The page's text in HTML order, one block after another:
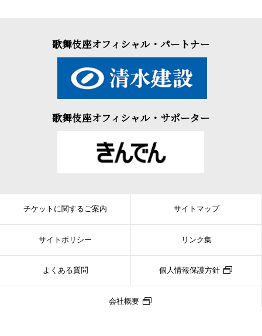
歌舞伎座オフィシャル・パートナー
歌舞伎座オフィシャル・サポーター
チケットに関するご案内 サイトマップ
サイトポリシー リンク集
よくある質問 個人情報保護方針
会社概要